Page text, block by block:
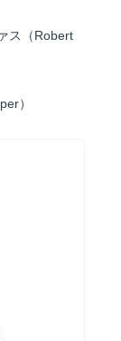
ス（Robert
）